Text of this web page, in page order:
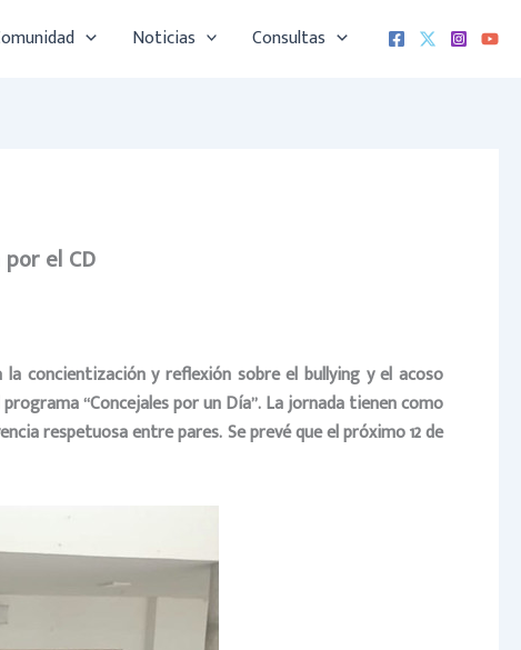
Noticias Consultas
el CD
concientización y reflexión sobre el bullying y el acoso
“Concejales por un Día”. La jornada tienen como
respetuosa entre pares.Se prevé que el próximo 12 de